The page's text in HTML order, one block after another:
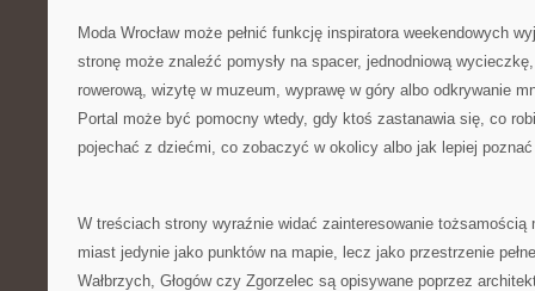
Moda Wrocław może pełnić funkcję inspiratora weekendowych
stronę może znaleźć pomysły na spacer, jednodniową
rowerową, wizytę w muzeum, wyprawę w góry albo odkrywanie
Portal może być pomocny wtedy, gdy ktoś zastanawia się, co
pojechać z dziećmi, co zobaczyć w okolicy albo jak lepiej
W treściach strony wyraźnie widać zainteresowanie tożsamością
miast jedynie jako punktów na mapie, lecz jako przestrzenie
Wałbrzych, Głogów czy Zgorzelec są opisywane poprzez